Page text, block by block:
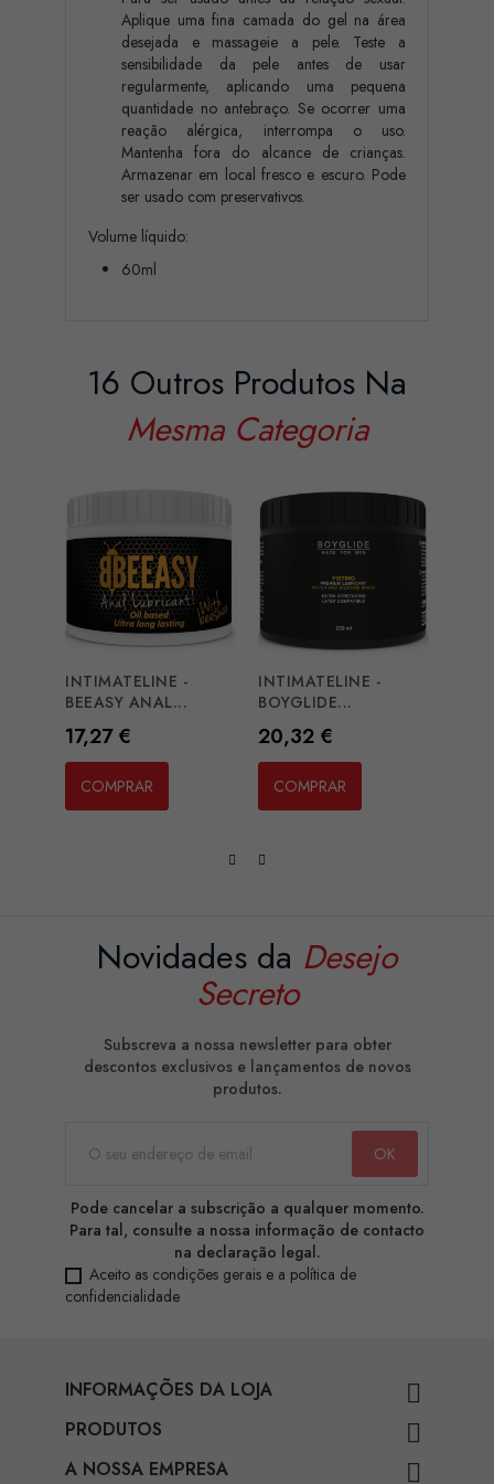
Aplique uma fina camada do gel na área
desejada e massageie a pele. Teste a
sensibilidade da pele antes de usar
regularmente, aplicando uma pequena
quantidade no antebraço. Se ocorrer uma
reação alérgica, interrompa o uso.
Mantenha fora do alcance de crianças.
Armazenar em local fresco e escuro. Pode
ser usado com preservativos.
Volume líquido:
60ml
16 Outros Produtos Na
Mesma Categoria
INTIMATELINE -
BEEASY ANAL...
Preço
17,27 €
COMPRAR
INTIMATELINE -
BOYGLIDE...
Preço
20,32 €
COMPRAR
Novidades da Desejo
Secreto
Subscreva a nossa newsletter para obter
descontos exclusivos e lançamentos de novos
produtos.
Pode cancelar a subscrição a qualquer momento.
Para tal, consulte a nossa informação de contacto
na declaração legal.
Aceito as condições gerais e a política de
confidencialidade
INFORMAÇÕES DA LOJA 
PRODUTOS 
A NOSSA EMPRESA 